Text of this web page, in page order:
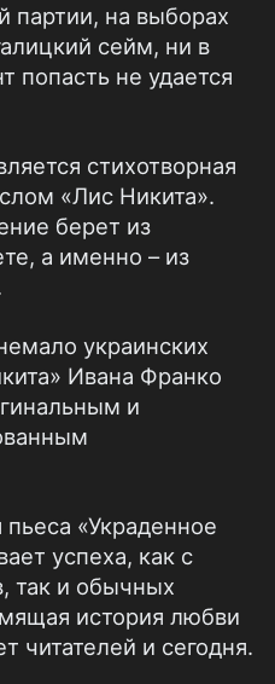
партии, на выборах
сейм, ни в
попасть не удается
стихотворная
«Лис Никита».
берет из
а именно – из
украинских
Ивана Франко
и
«Украденное
успеха, как с
так и обычных
история любви
читателей и сегодня.